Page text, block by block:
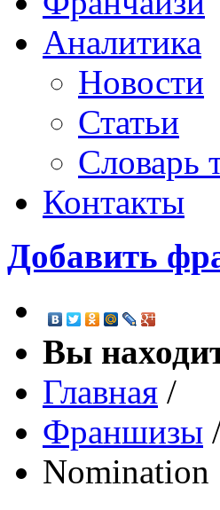
Аналитика
Новости
Статьи
Словарь
Контакты
Добавить
Вы
Главная /
Франшизы
Nomination